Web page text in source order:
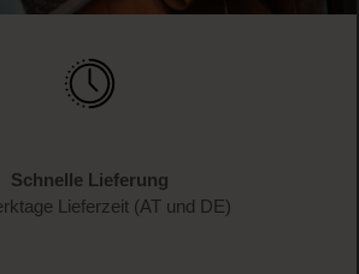
Schnelle Lieferung
Lieferzeit (AT und DE)